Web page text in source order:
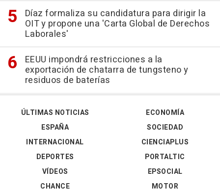
Díaz formaliza su candidatura para dirigir la
OIT y propone una 'Carta Global de Derechos
Laborales'
EEUU impondrá restricciones a la
exportación de chatarra de tungsteno y
residuos de baterías
ÚLTIMAS NOTICIAS
ESPAÑA
INTERNACIONAL
DEPORTES
VÍDEOS
ECONOMÍA
SOCIEDAD
CIENCIAPLUS
PORTALTIC
EPSOCIAL
CHANCE
MOTOR